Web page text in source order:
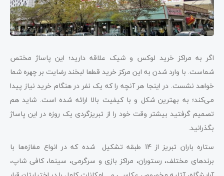
اگر به مراکز خرید لوکس و شیک علاقه دارید؛ این پاساژ مختص
شماست. با وارد شدن به این مرکز خرید قطعا لبخند رضایت بر چهره شما
خواهد نشست. در اینجا هر آنچه را که یک نفر در هنگام خرید نیاز پیدا
می‌کند؛ به بهترین شکل و با کیفیت بالا ارائه شده است. شاید هم
تصمیم گرفتید بیشتر وقت خود را از تبریزگردی یک روزه در این پاساژ
بگذرانید.
ستاره باران تبریز از 14 طبقه تشکیل شده که در انواع مغازه‌ها با
برندهای مختلف، رستوران، مراکز بازی و سرگرمی، سینما، کافی شاپ،